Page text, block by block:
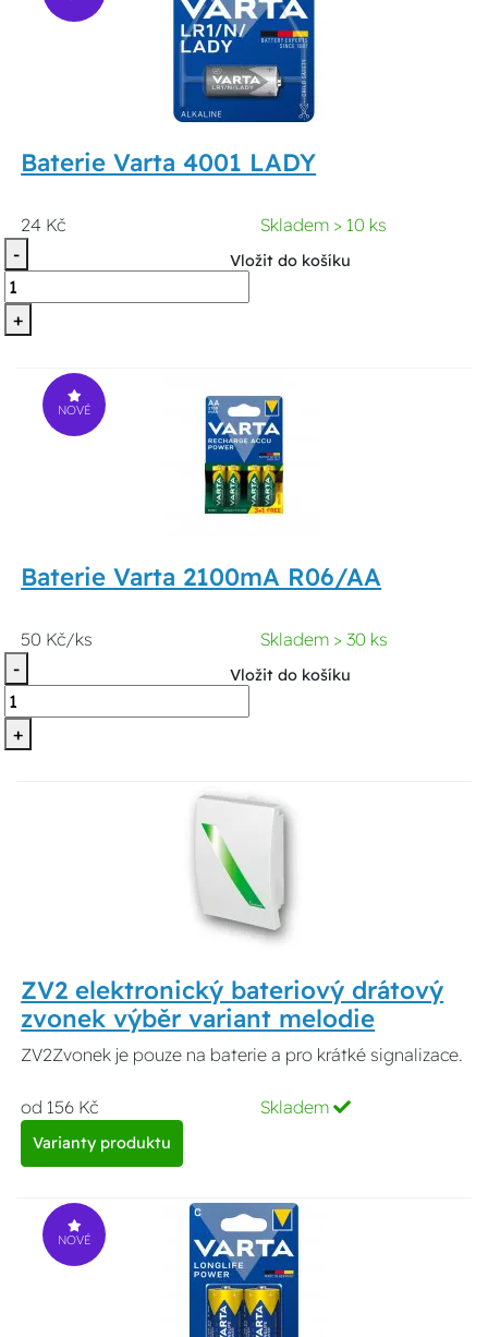
Baterie Varta 4001 LADY
24 Kč
Skladem > 10 ks
-
+
Vložit do košíku
NOVÉ
Baterie Varta 2100mA R06/AA
50 Kč/ks
Skladem > 30 ks
-
+
Vložit do košíku
ZV2 elektronický bateriový drátový
zvonek výběr variant melodie
ZV2Zvonek je pouze na baterie a pro krátké signalizace.
od 156 Kč Skladem
Varianty produktu
NOVÉ